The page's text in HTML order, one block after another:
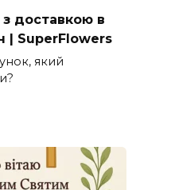
з доставкою в
| SuperFlowers
який